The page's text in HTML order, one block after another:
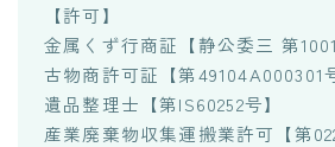
【許可】
金属くず行商証【静公委三 第1001
古物商許可証【第49104A000301
遺品整理士【第IS60252号】
産業廃棄物収集運搬業許可【第